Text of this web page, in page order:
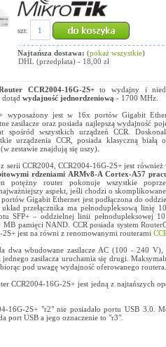
szt:
Najtańsza dostawa: (pokaż wszystkie)
DHL (przedpłata) - 18,00 zł
CCR2004-16G-2S+to wydajny i
dotąd wydajność jednordzeniową - 1700 MHz.
wyposażony jest w 16x portów Gigabit
zasilacze oraz posiada najlepszą wydajność
spośród wszystkich urządzeń CCR.
urządzenia CCR, posiada klasyczną białą
zestawie znajdują się uszy).
serii CCR2004, CCR2004-16G-2S+ jest również
rdzeniami ARMv8-A Cortex-A57
potężny router pokonuje wszystkie
aspekt, jeśli chodzi o
Gigabit Ethernet jest podłączona do
przełącznika ma pełnodupleksową linię
SFP+ – oddzielnej linii pełnodupleksowej
pamięci NAND. CCR posiada system
jest na równi z renomowanymi routerami
dwa wbudowane zasilacze AC (100 - 240
zasilacza uruchamia się drugi.
pod uwagę wydajność oferowanego routera.
CCR2004-16G-2S+ jest jedną z najtańszych
16G-2S+ "r2" nie posiadało portu USB 3.0.
port USB a jego oznaczenie to "r3".